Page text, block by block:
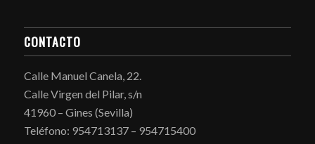
CONTACTO
Calle Manuel Canela, 22.
Calle Virgen del Pilar, s/n
41960 – Gines (Sevilla)
Teléfono: 954713137 – 954715400